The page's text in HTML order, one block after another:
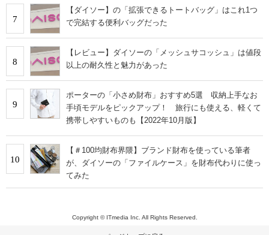
7
【ダイソー】の「拡張できるトートバッグ」はこれ1つ
で完結する便利バッグだった
8
【レビュー】ダイソーの「メッシュサコッシュ」は値段
以上の耐久性と魅力があった
9
ポーターの「小さめ財布」おすすめ5選 収納上手なお
手頃モデルをピックアップ！ 旅行にも使える、軽くて
携帯しやすいものも【2022年10月版】
10
【＃100均財布界隈】ブランド財布を使っている筆者
が、ダイソーの「ファイルケース」を財布代わりに使っ
てみた
Copyright © ITmedia Inc. All Rights Reserved.